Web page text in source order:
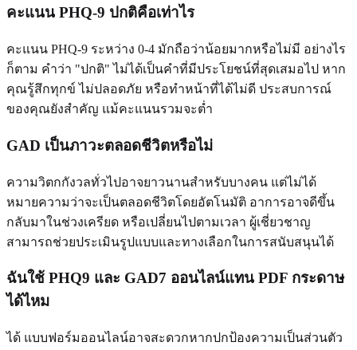
คะแนน PHQ-9 ปกติคือเท่าไร
คะแนน PHQ-9 ระหว่าง 0-4 มักถือว่าน้อยมากหรือไม่มี อย่างไร
ก็ตาม คำว่า "ปกติ" ไม่ได้เป็นคำที่มีประโยชน์ที่สุดเสมอไป หาก
คุณรู้สึกทุกข์ ไม่ปลอดภัย หรือทำหน้าที่ได้ไม่ดี ประสบการณ์
ของคุณยังสำคัญ แม้คะแนนรวมจะต่ำ
GAD เป็นภาวะตลอดชีวิตหรือไม่
ความวิตกกังวลทั่วไปอาจยาวนานสำหรับบางคน แต่ไม่ได้
หมายความว่าจะเป็นตลอดชีวิตโดยอัตโนมัติ อาการอาจดีขึ้น
กลับมาในช่วงเครียด หรือเปลี่ยนไปตามเวลา ผู้เชี่ยวชาญ
สามารถช่วยประเมินรูปแบบและทางเลือกในการสนับสนุนได้
ฉันใช้ PHQ9 และ GAD7 ออนไลน์แทน PDF กระดาษ
ได้ไหม
ได้ แบบฟอร์มออนไลน์อาจสะดวกหากปกป้องความเป็นส่วนตัว